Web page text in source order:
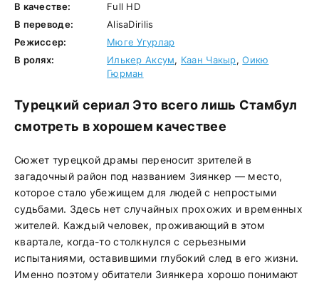
В качестве:
Full HD
В переводе:
AlisaDirilis
Режиссер:
Мюге Угурлар
В ролях:
Илькер Аксум, Каан Чакыр,Оикю
Гюрман
Турецкий сериал Это всего лишь Стамбул
смотреть в хорошем качествее
Сюжет турецкой драмы переносит зрителей в
загадочный район под названием Зиянкер — место,
которое стало убежищем для людей с непростыми
судьбами. Здесь нет случайных прохожих и временных
жителей. Каждый человек, проживающий в этом
квартале, когда-то столкнулся с серьезными
испытаниями, оставившими глубокий след в его жизни.
Именно поэтому обитатели Зиянкера хорошо понимают